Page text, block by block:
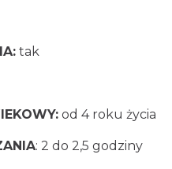
tak
od 4 roku życia
: 2 do 2,5 godziny